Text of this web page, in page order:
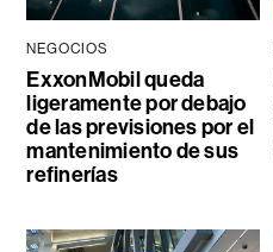
NEGOCIOS
ExxonMobil queda
ligeramente por debajo
de las previsiones por el
mantenimiento de sus
refinerías